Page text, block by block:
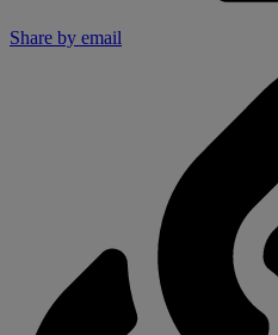
Share by email